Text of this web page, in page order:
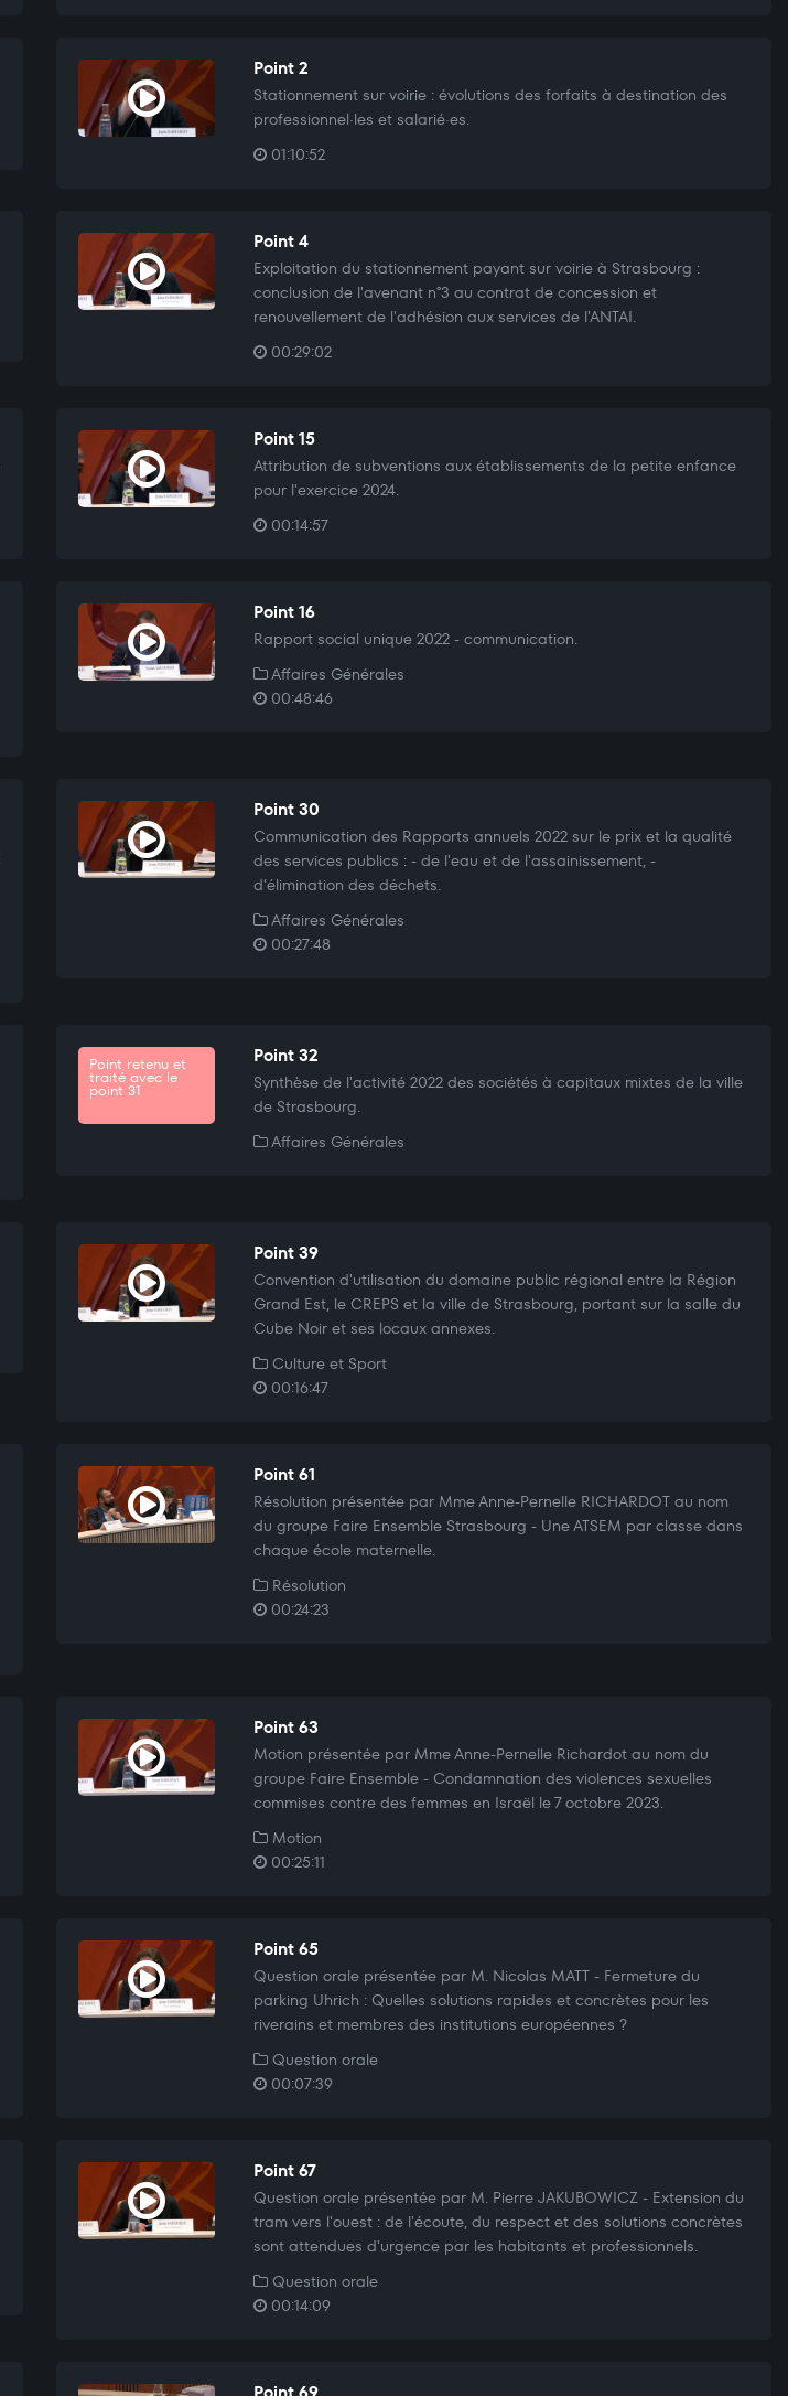
Point 2
Stationnement sur voirie : évolutions des forfaits à destination des
professionnel·les et salarié·es.
01:10:52
Point 4
Exploitation du stationnement payant sur voirie à Strasbourg :
conclusion de l'avenant n°3 au contrat de concession et
renouvellement de l'adhésion aux services de l'ANTAI.
00:29:02
Point 15
Attribution de subventions aux établissements de la petite enfance
pour l'exercice 2024.
00:14:57
Point 16
Rapport social unique 2022 - communication.
Affaires Générales
00:48:46
Point 30
Communication des Rapports annuels 2022 sur le prix et la qualité
des services publics : - de l'eau et de l'assainissement, -
d'élimination des déchets.
Affaires Générales
00:27:48
Point retenu et
traité avec le
point 31
Point 32
Synthèse de l'activité 2022 des sociétés à capitaux mixtes de la ville
de Strasbourg.
Affaires Générales
Point 39
Convention d'utilisation du domaine public régional entre la Région
Grand Est, le CREPS et la ville de Strasbourg, portant sur la salle du
Cube Noir et ses locaux annexes.
Culture et Sport
00:16:47
Point 61
Résolution présentée par Mme Anne-Pernelle RICHARDOT au nom
du groupe Faire Ensemble Strasbourg - Une ATSEM par classe dans
chaque école maternelle.
Résolution
00:24:23
Point 63
Motion présentée par Mme Anne-Pernelle Richardot au nom du
groupe Faire Ensemble - Condamnation des violences sexuelles
commises contre des femmes en Israël le 7 octobre 2023.
Motion
00:25:11
Point 65
Question orale présentée par M. Nicolas MATT - Fermeture du
parking Uhrich : Quelles solutions rapides et concrètes pour les
riverains et membres des institutions européennes ?
Question orale
00:07:39
Point 67
Question orale présentée par M. Pierre JAKUBOWICZ - Extension du
tram vers l'ouest : de l'écoute, du respect et des solutions concrètes
sont attendues d'urgence par les habitants et professionnels.
Question orale
00:14:09